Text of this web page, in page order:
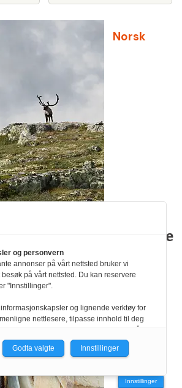
Norsk
til infomøte
Innstillinger
og personvern
annonser på vårt nettsted bruker vi
på vårt nettsted. Du kan reservere
"Innstillinger".
og lignende verktøy for
nettlesere, tilpasse innhold til deg
på nettstedene til medlemmene i
informasjon fra dine besøk på tvers av
Godta valgte Innstillinger